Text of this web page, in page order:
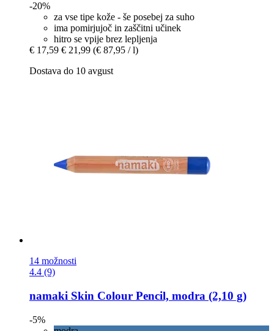
-20%
za vse tipe kože - še posebej za suho
ima pomirjujoč in zaščitni učinek
hitro se vpije brez lepljenja
€ 17,59 € 21,99 (€ 87,95 / l)
Dostava do 10 avgust
14 možnosti
4.4 (9)
namaki Skin Colour Pencil, modra (2,10 g)
-5%